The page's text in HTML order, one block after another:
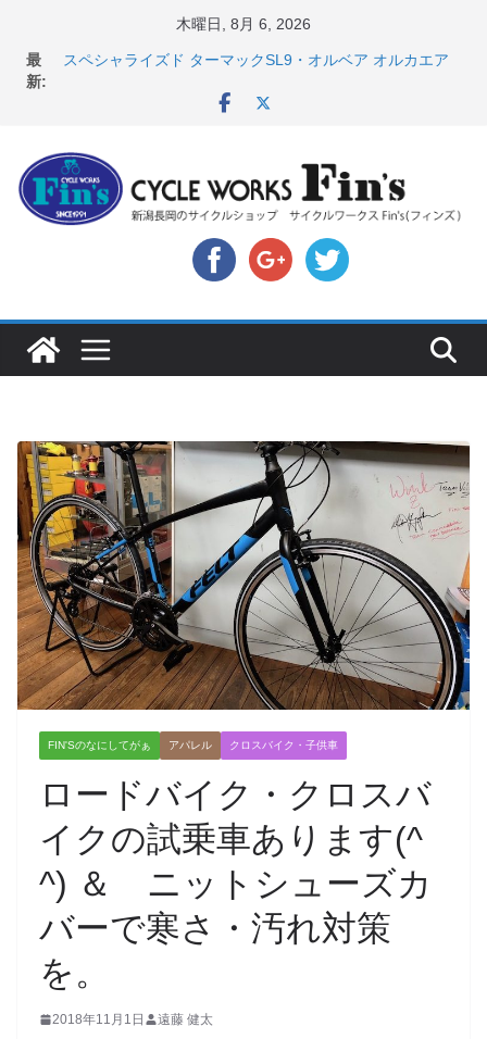
木曜日, 8月 6, 2026
最
新:
スペシャライズド ターマックSL9・オルベア オルカエア
店頭のセールバイク在庫 ロードバイク、MTB、クロス
バイクなど（２０２６・７・１７ 現在）
【 重要 】お支払いについて ＆ クロスバイクのカスタ
店頭のセールバイク在庫 ロードバイク、MTB、クロス
バイクなど（２０２６・７・１０ 現在）
FIN'Sのなにしてがぁ アパレル クロスバイク・子供車
ロードバイク・クロスバ
イクの試乗車あります(^
^) ＆ ニットシューズカ
バーで寒さ・汚れ対策
を。
2018年11月1日 遠藤 健太